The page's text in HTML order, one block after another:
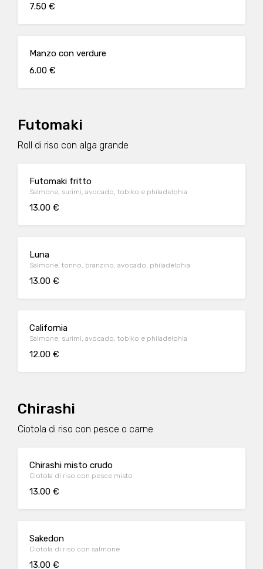
7.50 €
Manzo con verdure
6.00 €
Futomaki
Roll di riso con alga grande
Futomaki fritto
Salmone, surimi, avocado, tobiko e philadelphia
13.00 €
Luna
Salmone, tonno, branzino, avocado, philadelphia
13.00 €
California
Salmone, surimi, avocado, tobiko e philadelphia
12.00 €
Chirashi
Ciotola di riso con pesce o carne
Chirashi misto crudo
Ciotola di riso con pesce misto
13.00 €
Sakedon
Ciotola di riso con salmone
13.00 €